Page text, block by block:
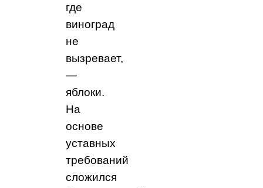
где
виноград
не
вызревает,
—
яблоки.
На
основе
уставных
требований
сложился